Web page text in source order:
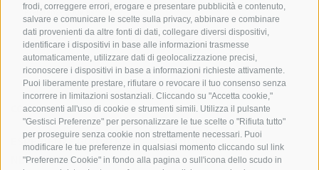
frodi, correggere errori, erogare e presentare pubblicità e contenuto,
salvare e comunicare le scelte sulla privacy, abbinare e combinare
dati provenienti da altre fonti di dati, collegare diversi dispositivi,
identificare i dispositivi in base alle informazioni trasmesse
automaticamente, utilizzare dati di geolocalizzazione precisi,
riconoscere i dispositivi in base a informazioni richieste attivamente.
Puoi liberamente prestare, rifiutare o revocare il tuo consenso senza
incorrere in limitazioni sostanziali. Cliccando su "Accetta cookie,"
acconsenti all'uso di cookie e strumenti simili. Utilizza il pulsante
"Gestisci Preferenze" per personalizzare le tue scelte o "Rifiuta tutto"
per proseguire senza cookie non strettamente necessari. Puoi
modificare le tue preferenze in qualsiasi momento cliccando sul link
"Preferenze Cookie" in fondo alla pagina o sull'icona dello scudo in
Preferenze Cookies
CONTATTI CENTRI VISITATORI
ESPERIENZE GUIDATE
NELLA NATURA
SCUOLE